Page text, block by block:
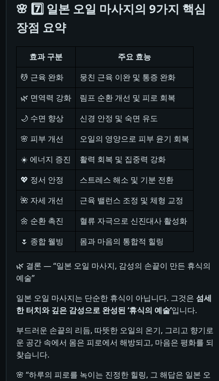
🌸 7️⃣ 일본 오일 마사지의 9가지 핵심
장점 요약
효과 구분
주요 효능
💆 근육 완화
뭉친 근육 이완 및 통증 완화
🌿 면역력 강화
림프 순환 개선 및 피로 회복
🌙 수면 향상
신경 안정 및 숙면 유도
🌸 피부 개선
오일의 영양으로 피부 윤기 회복
☀️ 에너지 증진
활력 회복 및 집중력 강화
💖 정서 안정
스트레스 해소 및 기분 전환
🌺 자세 개선
근육 밸런스 조정 및 체형 교정
🌼 순환 촉진
혈류 자극으로 신진대사 활성화
🌷 종합 웰빙
몸과 마음의 통합적 힐링
🌿 결론 ― “일본 오일 마사지, 감성의 손끝이 만든 휴식의
예술”
일본 오일 마사지는 단순한 휴식이 아닙니다. 그것은 섬세
한 터치와 깊은 감성으로 완성된 ‘휴식의 예술’입니다.
부드러운 손끝의 리듬, 따뜻한 오일의 온기, 그리고 향기로
운 공간 속에서 몸은 피로에서 해방되고, 마음은 평화를 되
찾습니다.
🌸 “하루의 피로를 녹이는 진정한 힐링, 그 해답은 일본 오